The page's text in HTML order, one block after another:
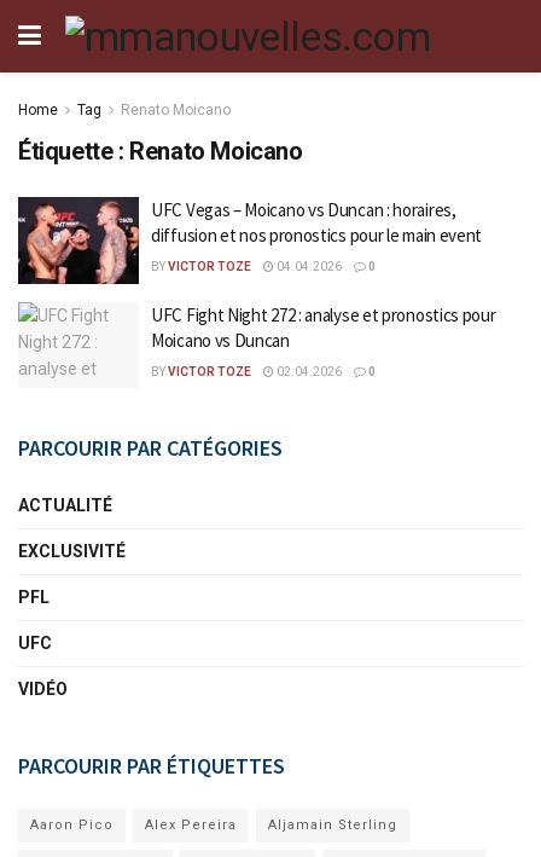
Home Tag Renato Moicano
Étiquette : Renato Moicano
UFC Vegas – Moicano vs Duncan : horaires,
diffusion et nos pronostics pour le main event
BYVICTOR TOZE 04.04.2026 0
UFC Fight Night 272 : analyse et pronostics pour
Moicano vs Duncan
BYVICTOR TOZE 02.04.2026 0
PARCOURIR PAR CATÉGORIES
ACTUALITÉ
EXCLUSIVITÉ
PFL
UFC
VIDÉO
PARCOURIR PAR ÉTIQUETTES
Aaron Pico Alex Pereira Aljamain Sterling